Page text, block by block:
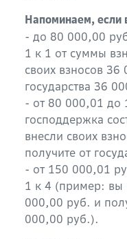
Напоминаем, если
- до 80 000,00
1 к 1 от суммы
своих взносов
государства 36
- от 80 000,01 до
господдержка
внесли своих
получите от
- от 150 000,01
1 к 4 (пример: вы
000,00 руб. и
000,00 руб.).